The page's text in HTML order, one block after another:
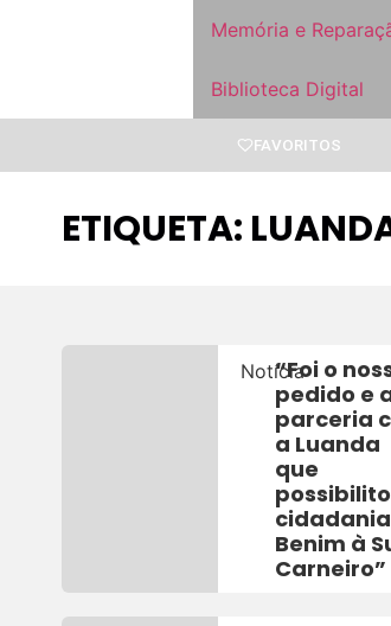
Memória e
Biblioteca Digital
FAVORITOS
ETIQUETA:
Notícia“Foi o
pedido e
parceria
a Luanda
que
Benim à
Carneiro”